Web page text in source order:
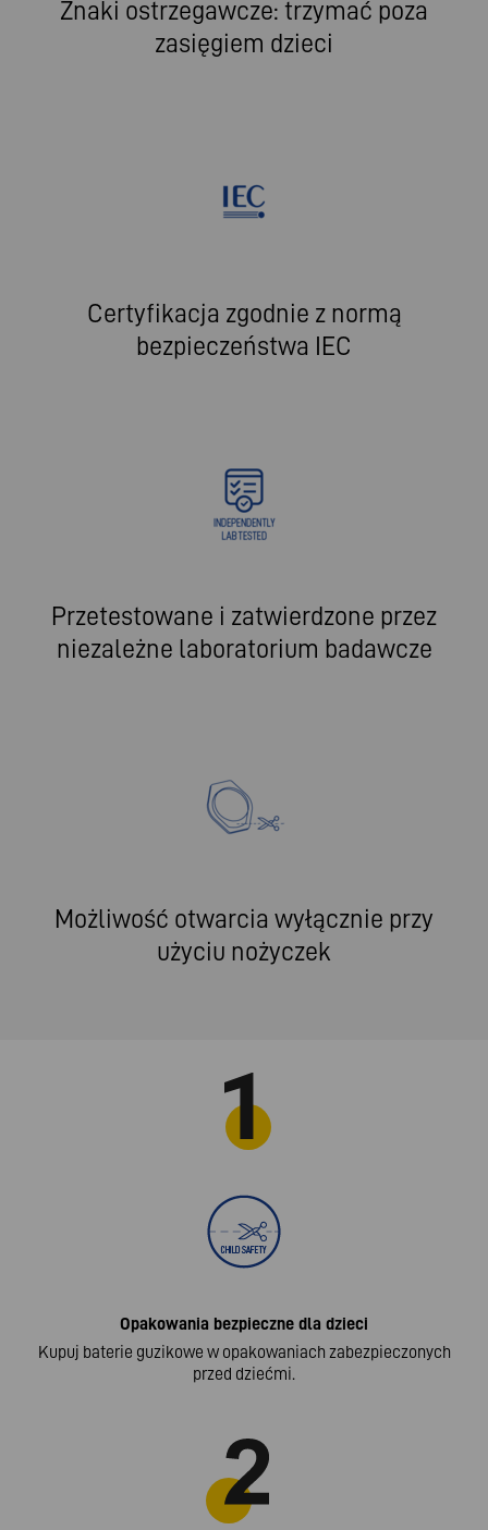
Znaki ostrzegawcze: trzymać poza
zasięgiem dzieci
Certyfikacja zgodnie z normą
bezpieczeństwa IEC
Przetestowane i zatwierdzone przez
niezależne laboratorium badawcze
Możliwość otwarcia wyłącznie przy
użyciu nożyczek
Opakowania bezpieczne dla dzieci
Kupuj baterie guzikowe w opakowaniach zabezpieczonych
przed dziećmi.